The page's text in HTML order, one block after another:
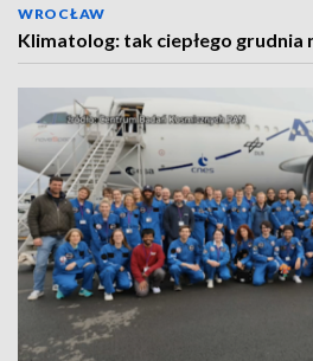
WROCŁAW
Klimatolog: tak ciepłego grudnia